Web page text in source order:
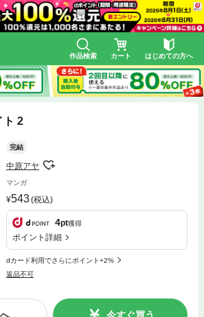
作品検索 カート はじめての方へ
ト 2
完結
中原アヤ
マンガ
543(税込)
4pt獲得
ポイント詳細
dカード利用でさらにポイント+2%
返品不可